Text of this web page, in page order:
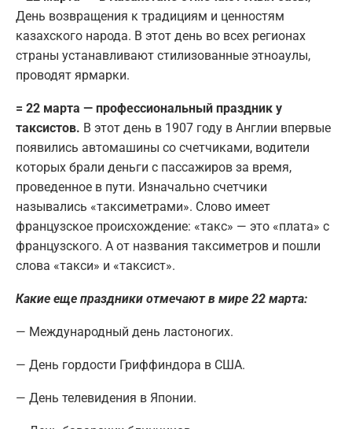
День возвращения к традициям и ценностям
казахского народа. В этот день во всех регионах
страны устанавливают стилизованные этноаулы,
проводят ярмарки.
= 22 марта — профессиональный праздник у
таксистов. В этот день в 1907 году в Англии впервые
появились автомашины со счетчиками, водители
которых брали деньги с пассажиров за время,
проведенное в пути. Изначально счетчики
назывались «таксиметрами». Слово имеет
французское происхождение: «такс» — это «плата» с
французского. А от названия таксиметров и пошли
слова «такси» и «таксист».
Какие еще праздники отмечают в мире 22 марта:
— Международный день ластоногих.
— День гордости Гриффиндора в США.
— День телевидения в Японии.